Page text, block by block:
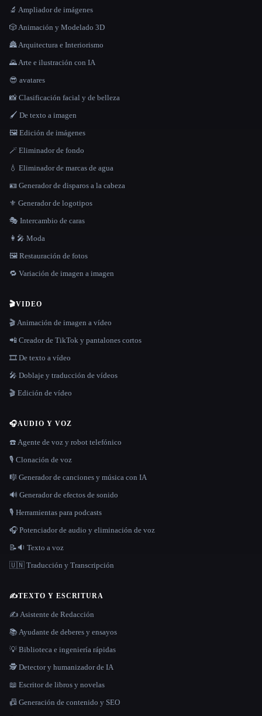
🔬 Ampliador de imágenes
🎲 Animación y Modelado 3D
🏯 Arquitectura e Interiorismo
🌄 Arte e ilustración con IA
😎 avatares
📸 Clasificación facial y de belleza
🖌️ De texto a imagen
🖼️ Edición de imágenes
🪄 Eliminador de fondo
💧 Eliminador de marcas de agua
🪪 Generador de disparos a la cabeza
⚜️ Generador de logotipos
🎭 Intercambio de caras
👩‍🎤 Moda
🖼️ Restauración de fotos
🔁 Variación de imagen a imagen
🎬VIDEO
🎬 Animación de imagen a vídeo
📲 Creador de TikTok y pantalones cortos
🎞️ De texto a vídeo
🎤 Doblaje y traducción de vídeos
🎬 Edición de vídeo
🎧AUDIO Y VOZ
☎️ Agente de voz y robot telefónico
🎙️ Clonación de voz
🎼 Generador de canciones y música con IA
🔊 Generador de efectos de sonido
🎙️ Herramientas para podcasts
🎧 Potenciador de audio y eliminación de voz
📝🔉 Texto a voz
🇺🇳 Traducción y Transcripción
✍️TEXTO Y ESCRITURA
✍️ Asistente de Redacción
📚 Ayudante de deberes y ensayos
💡 Biblioteca e ingeniería rápidas
🕵️ Detector y humanizador de IA
📖 Escritor de libros y novelas
📠 Generación de contenido y SEO